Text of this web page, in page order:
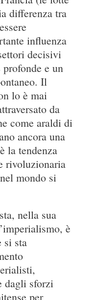
differenza tra
influenza
decisivi
e un
Il
lo è mai
da
come araldi di
ancora una
la tendenza
rivoluzionaria
mondo si
nella sua
è
si sta
dagli sforzi
per